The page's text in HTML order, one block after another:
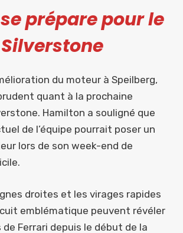
prépare pour le
du moteur à Speilberg,
quant à la prochaine
Hamilton a souligné que
de l’équipe pourrait poser un
lors de son week-end de
droites et les virages rapides
emblématique peuvent révéler
Ferrari depuis le début de la